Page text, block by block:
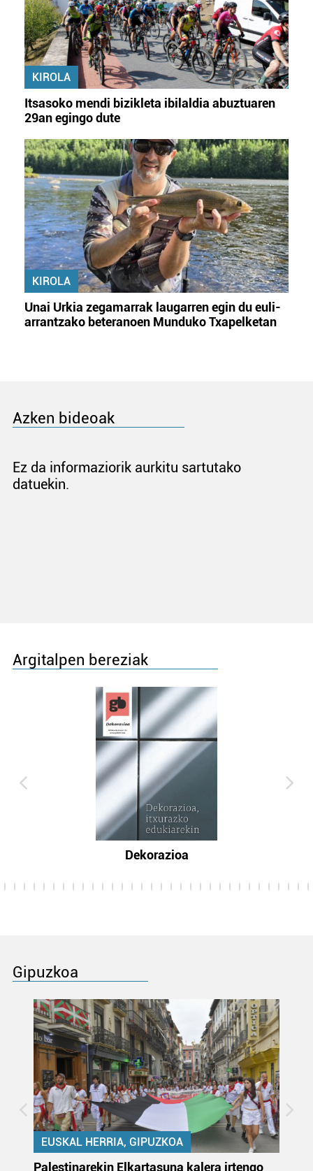
KIROLA
Itsasoko mendi bizikleta ibilaldia abuztuaren
29an egingo dute
KIROLA
Unai Urkia zegamarrak laugarren egin du euli-
arrantzako beteranoen Munduko Txapelketan
Azken bideoak
Ez da informaziorik aurkitu sartutako
datuekin.
Argitalpen bereziak
Dekorazioa
Gipuzkoa
EUSKAL HERRIA, GIPUZKOA
Palestinarekin Elkartasuna kalera irtengo